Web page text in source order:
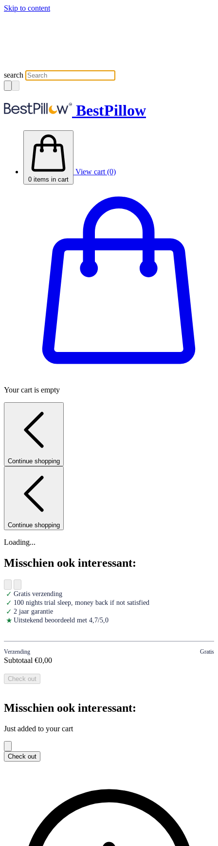
Skip to content
search
BestPillow
0 items in cart
View cart (0)
Your cart is empty
Continue shopping
Continue shopping
Loading...
Misschien ook interessant:
✓ Gratis verzending
✓ 100 nights trial sleep, money back if not satisfied
✓ 2 jaar garantie
★ Uitstekend beoordeeld met 4,7/5,0
Verzending Gratis
Subtotaal €0,00
Check out
Misschien ook interessant:
Just added to your cart
Check out